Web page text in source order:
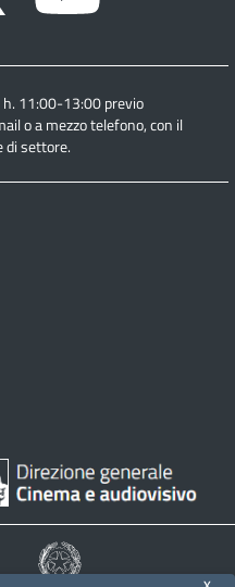
11:00-13:00 previo
o a mezzo telefono, con il
di settore.